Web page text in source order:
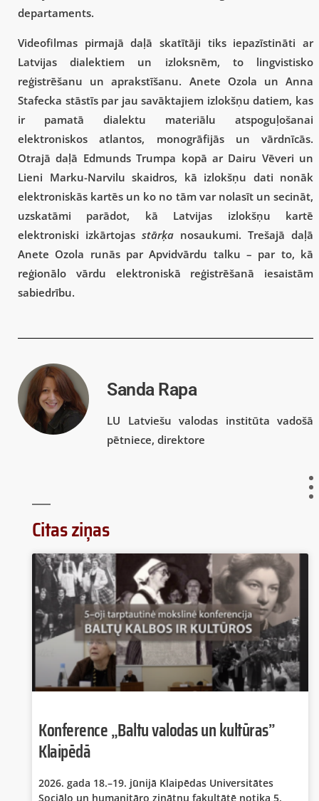
departaments.
Videofilmas pirmajā daļā skatītāji tiks iepazīstināti ar
Latvijas dialektiem un izloksnēm, to lingvistisko
reģistrēšanu un aprakstīšanu. Anete Ozola un Anna
Stafecka stāstīs par jau savāktajiem izlokšņu datiem, kas
ir pamatā dialektu materiālu atspoguļošanai
elektroniskos atlantos, monogrāfijās un vārdnīcās.
Otrajā daļā Edmunds Trumpa kopā ar Dairu Vēveri un
Lieni Marku-Narvilu skaidros, kā izlokšņu dati nonāk
elektroniskās kartēs un ko no tām var nolasīt un secināt,
uzskatāmi parādot, kā Latvijas izlokšņu kartē
elektroniski izkārtojas stārķa nosaukumi. Trešajā daļā
Anete Ozola runās par Apvidvārdu talku – par to, kā
reģionālo vārdu elektroniskā reģistrēšanā iesaistām
sabiedrību.
Sanda Rapa
LU Latviešu valodas institūta vadošā
pētniece, direktore
Citas ziņas
Konference „Baltu valodas un kultūras”
Klaipēdā
2026. gada 18.–19. jūnijā Klaipēdas Universitātes
Sociālo un humanitāro zinātņu fakultātē notika 5.